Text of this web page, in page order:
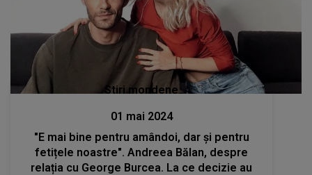
Stiri mondene
01 mai 2024
"E mai bine pentru amândoi, dar și pentru
fetițele noastre". Andreea Bălan, despre
relația cu George Burcea. La ce decizie au